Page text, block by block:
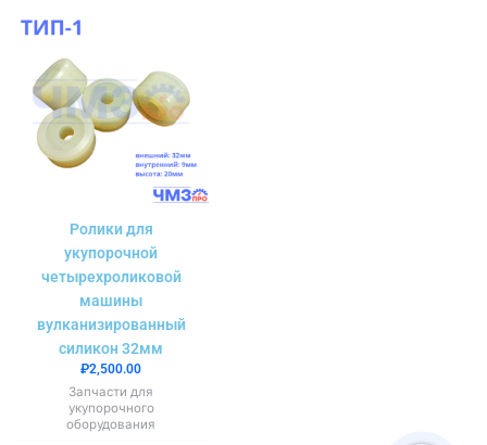
Ролики для
укупорочной
четырехроликовой
машины
вулканизированный
силикон 32мм
₽2,500.00
Запчасти для
укупорочного
оборудования